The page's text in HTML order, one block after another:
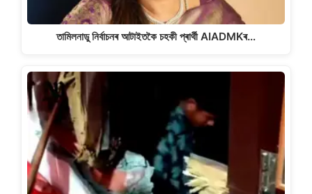
তামিলনাডু নিৰ্বাচনৰ আটাইতকৈ চহকী প্ৰাৰ্থী AIADMKৰ…